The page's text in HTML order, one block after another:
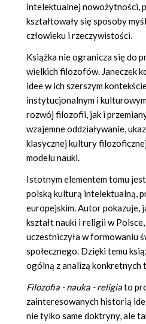
intelektualnej nowożytności,
kształtowały się sposoby
człowieku i rzeczywistości.
Książka nie ogranicza się do
wielkich filozofów. Janeczek
idee w ich szerszym
instytucjonalnym i
rozwój filozofii, jak i
wzajemne oddziaływanie,
klasycznej kultury
modelu nauki.
Istotnym elementem tomu
polską kulturą intelektualną,
europejskim. Autor pokazuje,
kształt nauki i religii w
uczestniczyła w formowaniu
społecznego. Dzięki temu
ogólną z analizą konkretnych
Filozofia - nauka - religiato
zainteresowanych historią
nie tylko same doktryny, ale